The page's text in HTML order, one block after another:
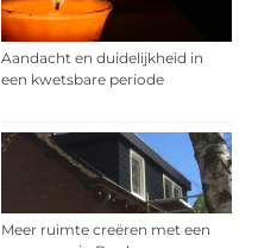
Aandacht en duidelijkheid in
een kwetsbare periode
Meer ruimte creëren met een